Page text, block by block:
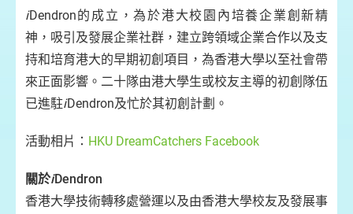
iDendron的成立，為於港大校園內培養企業創新精
神，吸引及發展企業社群，建立跨領域企業合作以及支
持和培育港大的早期初創項目，為香港大學以至社會帶
來正面影響。二十隊由港大學生或校友主導的初創隊伍
已進駐iDendron及忙於其初創計劃。
活動相片： HKU DreamCatchers Facebook
關於iDendron
香港大學技術轉移處營運以及由香港大學校友及發展事